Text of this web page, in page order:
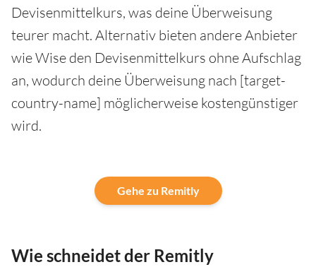
Devisenmittelkurs, was deine Überweisung
teurer macht. Alternativ bieten andere Anbieter
wie Wise den Devisenmittelkurs ohne Aufschlag
an, wodurch deine Überweisung nach [target-
country-name] möglicherweise kostengünstiger
wird.
Gehe zu Remitly
Wie schneidet der Remitly